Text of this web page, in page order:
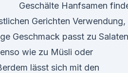
Geschälte Hanfsamen
Gerichten Verwendung,
Geschmack passt zu Salaten
wie zu Müsli oder
lässt sich mit den